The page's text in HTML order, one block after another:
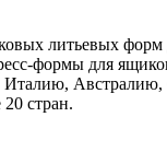
литьевых форм
формы для
стран.